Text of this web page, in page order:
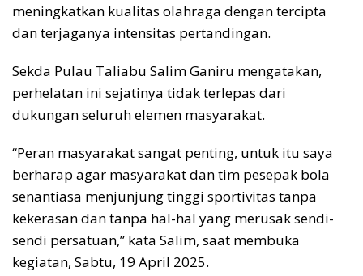
meningkatkan kualitas olahraga dengan tercipta
dan terjaganya intensitas pertandingan.
Sekda Pulau Taliabu Salim Ganiru mengatakan,
perhelatan ini sejatinya tidak terlepas dari
dukungan seluruh elemen masyarakat.
“Peran masyarakat sangat penting, untuk itu saya
berharap agar masyarakat dan tim pesepak bola
senantiasa menjunjung tinggi sportivitas tanpa
kekerasan dan tanpa hal-hal yang merusak sendi-
sendi persatuan,” kata Salim, saat membuka
kegiatan, Sabtu, 19 April 2025.